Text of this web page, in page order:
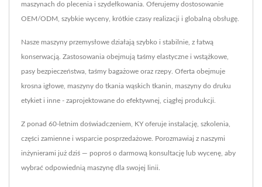
maszynach do plecenia i szydełkowania. Oferujemy dostosowanie
OEM/ODM, szybkie wyceny, krótkie czasy realizacji i globalną obsługę.
Nasze maszyny przemysłowe działają szybko i stabilnie, z łatwą
konserwacją. Zastosowania obejmują taśmy elastyczne i wstążkowe,
pasy bezpieczeństwa, taśmy bagażowe oraz rzepy. Oferta obejmuje
krosna igłowe, maszyny do tkania wąskich tkanin, maszyny do druku
etykiet i inne - zaprojektowane do efektywnej, ciągłej produkcji.
Z ponad 60-letnim doświadczeniem, KY oferuje instalację, szkolenia,
części zamienne i wsparcie posprzedażowe. Porozmawiaj z naszymi
inżynierami już dziś — poproś o darmową konsultację lub wycenę, aby
wybrać odpowiednią maszynę dla swojej linii.